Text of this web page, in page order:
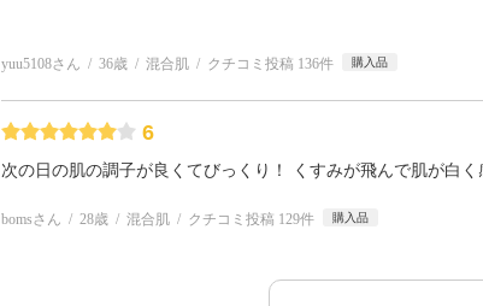
yuu5108さん 36歳 混合肌 クチコミ投稿 136件 購入品
6
次の日の肌の調子が良くてびっくり！ くすみが飛んで肌が白く
bomsさん 28歳 混合肌 クチコミ投稿 129件 購入品